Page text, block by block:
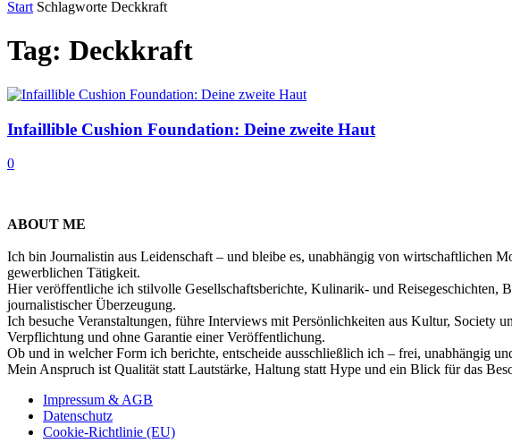
Start Schlagworte Deckkraft
Tag: Deckkraft
Infaillible Cushion Foundation: Deine zweite Haut
0
ABOUT ME
Ich bin Journalistin aus Leidenschaft – und bleibe es, unabhängig von wirtschaftlichen
gewerblichen Tätigkeit.
Hier veröffentliche ich stilvolle Gesellschaftsberichte, Kulinarik- und Reisegeschichten,
journalistischer Überzeugung.
Ich besuche Veranstaltungen, führe Interviews mit Persönlichkeiten aus Kultur, Society
Verpflichtung und ohne Garantie einer Veröffentlichung.
Ob und in welcher Form ich berichte, entscheide ausschließlich ich – frei, unabhängig
Mein Anspruch ist Qualität statt Lautstärke, Haltung statt Hype und ein Blick für das
Impressum & AGB
Datenschutz
Cookie-Richtlinie (EU)